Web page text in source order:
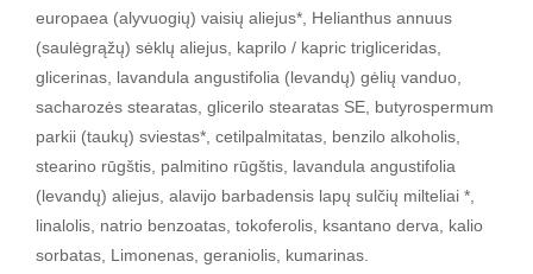
europaea (alyvuogių) vaisių aliejus*, Helianthus annuus
(saulėgrąžų) sėklų aliejus, kaprilo / kapric trigliceridas,
glicerinas, lavandula angustifolia (levandų) gėlių vanduo,
sacharozės stearatas, glicerilo stearatas SE, butyrospermum
parkii (taukų) sviestas*, cetilpalmitatas, benzilo alkoholis,
stearino rūgštis, palmitino rūgštis, lavandula angustifolia
(levandų) aliejus, alavijo barbadensis lapų sulčių milteliai *,
linalolis, natrio benzoatas, tokoferolis, ksantano derva, kalio
sorbatas, Limonenas, geraniolis, kumarinas.